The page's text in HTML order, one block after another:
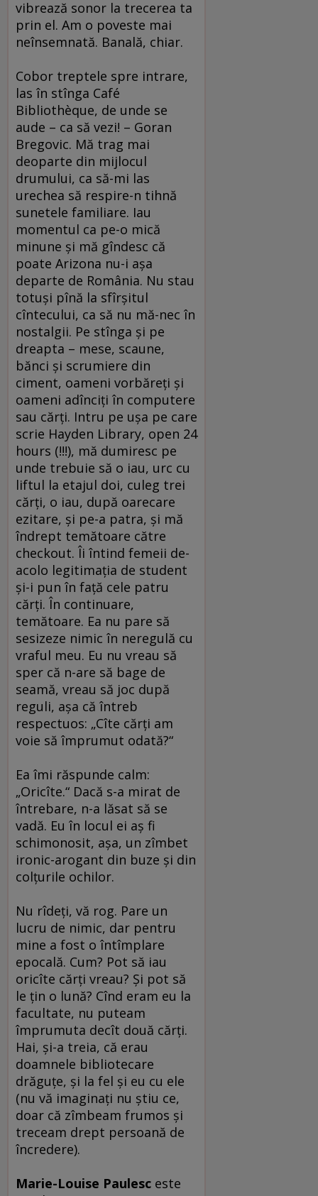
vibrează sonor la trecerea ta
prin el. Am o poveste mai
neînsemnată. Banală, chiar.
Cobor treptele spre intrare,
las în stînga Café
Bibliothèque, de unde se
aude – ca să vezi! – Goran
Bregovic. Mă trag mai
deoparte din mijlocul
drumului, ca să-mi las
urechea să respire-n tihnă
sunetele familiare. Iau
momentul ca pe-o mică
minune şi mă gîndesc că
poate Arizona nu-i aşa
departe de România. Nu stau
totuşi pînă la sfîrşitul
cîntecului, ca să nu mă-nec în
nostalgii. Pe stînga şi pe
dreapta – mese, scaune,
bănci şi scrumiere din
ciment, oameni vorbăreţi şi
oameni adînciţi în computere
sau cărţi. Intru pe uşa pe care
scrie Hayden Library, open 24
hours (!!!), mă dumiresc pe
unde trebuie să o iau, urc cu
liftul la etajul doi, culeg trei
cărţi, o iau, după oarecare
ezitare, şi pe-a patra, şi mă
îndrept temătoare către
checkout. Îi întind femeii de-
acolo legitimaţia de student
şi-i pun în faţă cele patru
cărţi. În continuare,
temătoare. Ea nu pare să
sesizeze nimic în neregulă cu
vraful meu. Eu nu vreau să
sper că n-are să bage de
seamă, vreau să joc după
reguli, aşa că întreb
respectuos: „Cîte cărţi am
voie să împrumut odată?“
Ea îmi răspunde calm:
„Oricîte.“ Dacă s-a mirat de
întrebare, n-a lăsat să se
vadă. Eu în locul ei aş fi
schimonosit, aşa, un zîmbet
ironic-arogant din buze şi din
colţurile ochilor.
Nu rîdeţi, vă rog. Pare un
lucru de nimic, dar pentru
mine a fost o întîmplare
epocală. Cum? Pot să iau
oricîte cărţi vreau? Şi pot să
le ţin o lună? Cînd eram eu la
facultate, nu puteam
împrumuta decît două cărţi.
Hai, şi-a treia, că erau
doamnele bibliotecare
drăguţe, şi la fel şi eu cu ele
(nu vă imaginaţi nu ştiu ce,
doar că zîmbeam frumos şi
treceam drept persoană de
încredere).
Marie-Louise Paulesc este